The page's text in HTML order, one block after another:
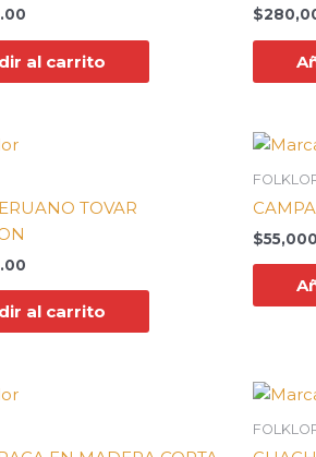
al carrito
$
TOVAR
al carrito
$